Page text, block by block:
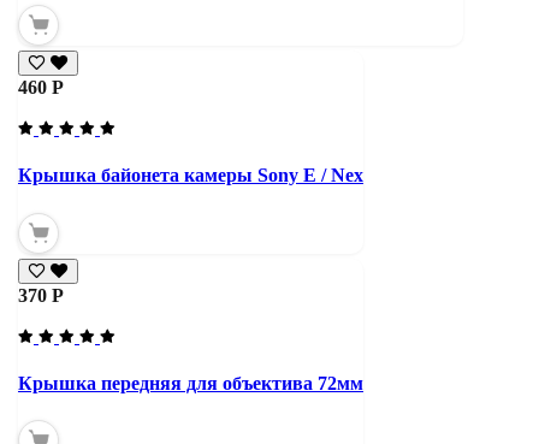
460 Р
Крышка байонета камеры Sony E / Nex
370 Р
Крышка передняя для объектива 72мм